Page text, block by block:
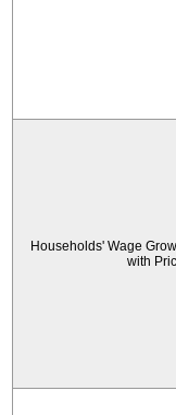
Households' Wage
with